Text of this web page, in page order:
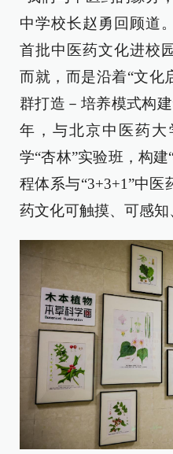
中学校长赵勇回顾道
首批中医药文化进校
而就，而是沿着“文化
群打造－培养模式构
年，与北京中医药
学“杏林”实验班，构
程体系与“3+3+1”中
药文化可触摸、可感知